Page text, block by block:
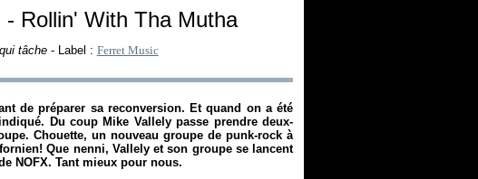
- Rollin' With Tha Mutha
tâche- Label : Ferret Music
de préparer sa reconversion. Et quand on a été
Du coup Mike Vallely passe prendre deux-
Chouette, un nouveau groupe de punk-rock à
Que nenni, Vallely et son groupe se lancent
NOFX. Tant mieux pour nous.